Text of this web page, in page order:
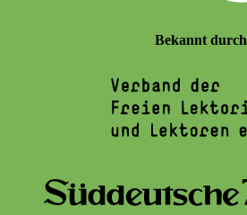
Bekannt durch